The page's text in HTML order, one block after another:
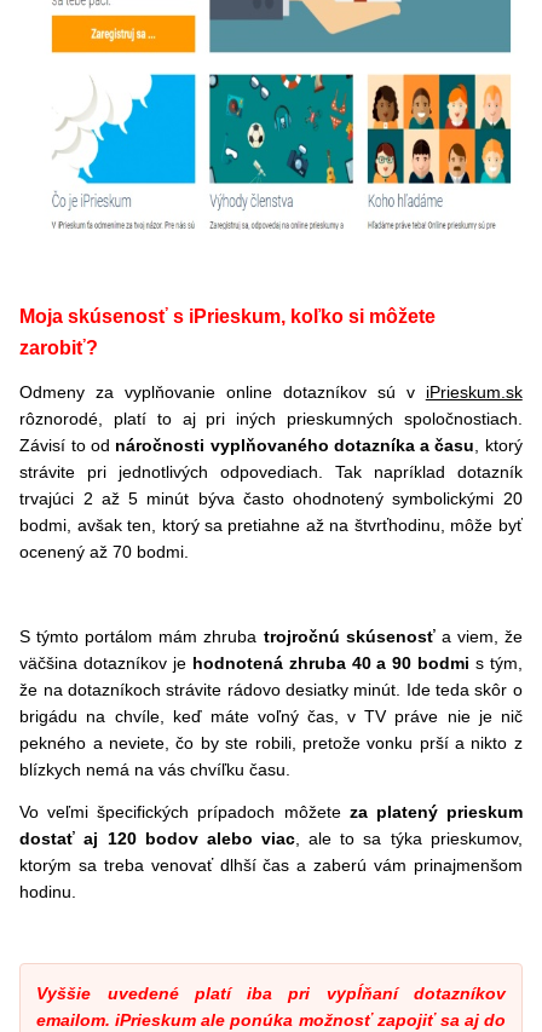
Moja skúsenosť s iPrieskum, koľko si môžete
zarobiť?
Odmeny za vyplňovanie online dotazníkov sú v iPrieskum.sk
rôznorodé, platí to aj pri iných prieskumných spoločnostiach.
Závisí to od náročnosti vyplňovaného dotazníka a času , ktorý
strávite pri jednotlivých odpovediach. Tak napríklad dotazník
trvajúci 2 až 5 minút býva často ohodnotený symbolickými 20
bodmi, avšak ten, ktorý sa pretiahne až na štvrťhodinu, môže byť
ocenený až 70 bodmi.
S týmto portálom mám zhruba trojročnú skúsenosťa viem, že
väčšina dotazníkov je hodnotená zhruba 40 a 90 bodmi s tým,
že na dotazníkoch strávite rádovo desiatky minút. Ide teda skôr o
brigádu na chvíle, keď máte voľný čas, v TV práve nie je nič
pekného a neviete, čo by ste robili, pretože vonku prší a nikto z
blízkych nemá na vás chvíľku času.
Vo veľmi špecifických prípadoch môžete za platený prieskum
dostať aj 120 bodov alebo viac , ale to sa týka prieskumov,
ktorým sa treba venovať dlhší čas a zaberú vám prinajmenšom
hodinu.
Vyššie uvedené platí iba pri vypĺňaní dotazníkov
emailom. iPrieskum ale ponúka možnosť zapojiť sa aj do